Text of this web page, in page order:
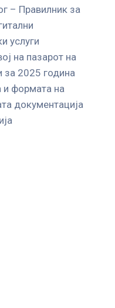
– Правилник за
услуги
на пазарот на
за 2025 година
и формата на
документација